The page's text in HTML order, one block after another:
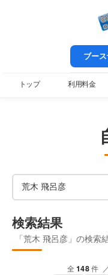
ブー
トップ 利用料金
検索結果
「荒木 飛呂彦」の検索
全148件